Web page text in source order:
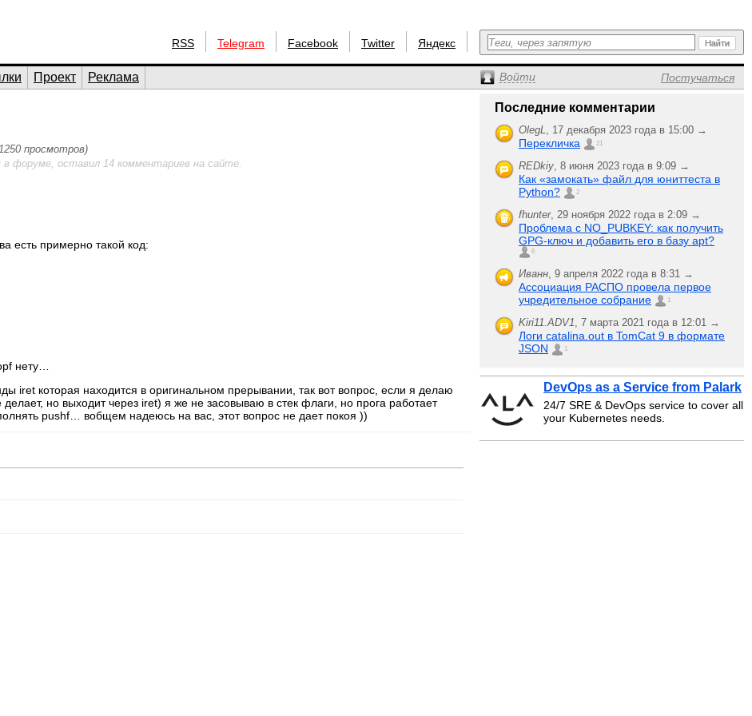
RSS Telegram Facebook Twitter Яндекс
Проект Реклама Войти Постучаться
просмотров)
форуме, оставил 14 комментариев на сайте.
есть примерно такой код:
нету…
iret которая находится в оригинальном прерывании, так вот вопрос, если я делаю
но выходит через iret) я же не засовываю в стек флаги, но прога работает
pushf… вобщем надеюсь на вас, этот вопрос не дает покоя ))
Последние комментарии
OlegL, 17 декабря 2023 года в 15:00 →
Перекличка 21
REDkiy, 8 июня 2023 года в 9:09 →
Как «замокать» файл для юниттеста в
Python?
2
fhunter, 29 ноября 2022 года в 2:09 →
Проблема с NO_PUBKEY: как получить
GPG-ключ и добавить его в базу apt?
6
Иванн, 9 апреля 2022 года в 8:31 →
Ассоциация РАСПО провела первое
учредительное собрание
1
Kiri11.ADV1, 7 марта 2021 года в 12:01 →
Логи catalina.out в TomCat 9 в формате
JSON
1
DevOps as a Service from Palark
24/7 SRE & DevOps service to cover all
your Kubernetes needs.